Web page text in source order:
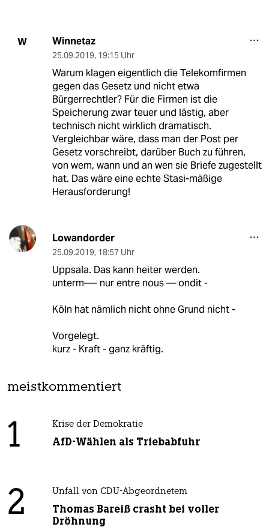
W Winnetaz
25.09.2019, 19:15 Uhr
Warum klagen eigentlich die Telekomfirmen
gegen das Gesetz und nicht etwa
Bürgerrechtler? Für die Firmen ist die
Speicherung zwar teuer und lästig, aber
technisch nicht wirklich dramatisch.
Vergleichbar wäre, dass man der Post per
Gesetz vorschreibt, darüber Buch zu führen,
von wem, wann und an wen sie Briefe zugestellt
hat. Das wäre eine echte Stasi-mäßige
Herausforderung!
Lowandorder
25.09.2019, 18:57 Uhr
Uppsala. Das kann heiter werden.
unterm—- nur entre nous — ondit -
Köln hat nämlich nicht ohne Grund nicht -
Vorgelegt.
kurz - Kraft - ganz kräftig.
meistkommentiert
1 Krise der Demokratie
AfD-Wählen als Triebabfuhr
2 Unfall von CDU-Abgeordnetem
Thomas Bareiß crasht bei voller
Dröhnung